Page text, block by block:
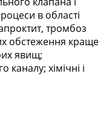
в області
тромбоз
обстеження краще
явищ;
хімічні і